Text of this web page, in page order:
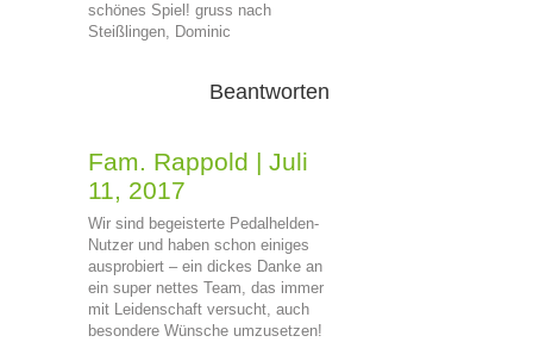
schönes Spiel! gruss nach
Steißlingen, Dominic
Beantworten
Fam. Rappold | Juli
11, 2017
Wir sind begeisterte Pedalhelden-
Nutzer und haben schon einiges
ausprobiert – ein dickes Danke an
ein super nettes Team, das immer
mit Leidenschaft versucht, auch
besondere Wünsche umzusetzen!